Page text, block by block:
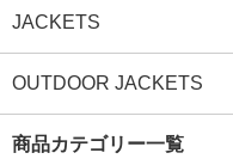
JACKETS
OUTDOOR JACKETS
商品カテゴリー一覧